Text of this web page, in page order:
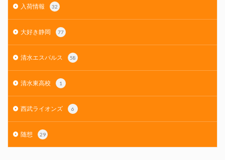
入荷情報 32
大好き静岡 77
清水エスパルス 58
清水東高校 1
西武ライオンズ 6
随想 29